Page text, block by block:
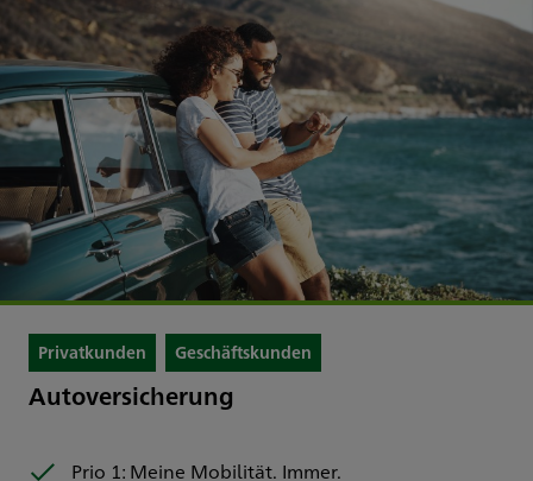
Privatkunden Geschäftskunden
Autoversicherung
Prio 1: Meine Mobilität. Immer.